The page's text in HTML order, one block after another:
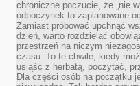
chroniczne poczucie, że „nie
odpoczynek to zaplanowane
Zamiast próbować upchnąć
dzień, warto rozdzielać
przestrzeń na niczym
czasu. To te chwile, kiedy
usiąść z herbatą, poczytać,
Dla części osób na początku